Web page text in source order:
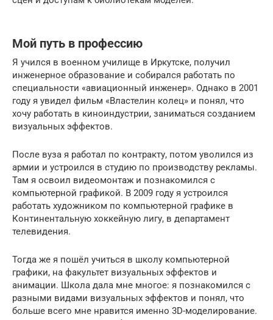
Мой путь в профессию
Я учился в военном училище в Иркутске, получил
инженерное образование и собирался работать по
специальности «авиационный инженер». Однако в 2001
году я увидел фильм «Властелин колец» и понял, что
хочу работать в киноиндустрии, заниматься созданием
визуальных эффектов.
После вуза я работал по контракту, потом уволился из
армии и устроился в студию по производству рекламы.
Там я освоил видеомонтаж и познакомился с
компьютерной графикой. В 2009 году я устроился
работать художником по компьютерной графике в
Континентальную хоккейную лигу, в департамент
телевидения.
Тогда же я пошёл учиться в школу компьютерной
графики, на факультет визуальных эффектов и
анимации. Школа дала мне многое: я познакомился с
разными видами визуальных эффектов и понял, что
больше всего мне нравится именно 3D-моделирование.